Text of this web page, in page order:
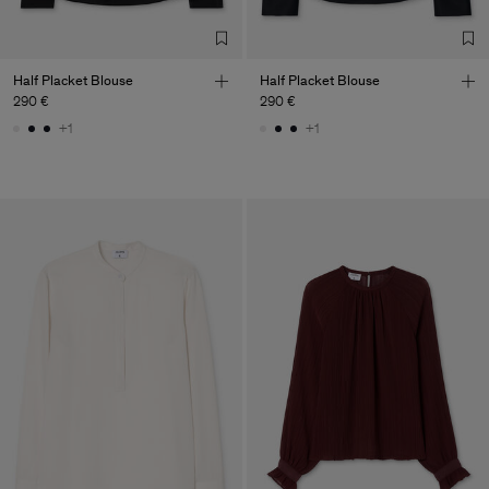
Factory
HS Shenzhen Premium
Fashion Branch
China
Half Placket Blouse
290 €
+1
Half Placket Blouse
290 €
+1